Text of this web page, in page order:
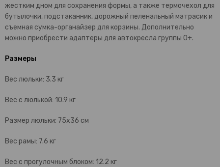
жестким дном для сохранения формы, а также термочехол для
бутылочки, подстаканник, дорожный пеленальный матрасик и
съемная сумка-органайзер для корзины. Дополнительно
можно приобрести адаптеры для автокресла группы 0+.
Размеры
Вес люльки: 3.3 кг
Вес с люлькой: 10.9 кг
Размер люльки: 75х36 см
Вес рамы: 7.6 кг
Вес с прогулочным блоком: 12.2 кг